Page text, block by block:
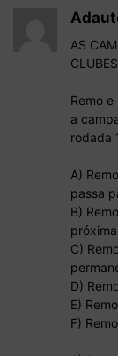
AS
Remo
a
rodada
A)
passa
B)
C)
D)
E)
F)